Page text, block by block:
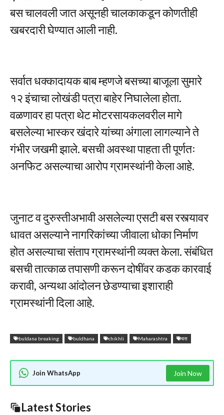
बस चालवली जात असूनही चालकाकडून कोणतीही
खबरदारी घेण्यात आली नाही.
सर्वात धक्कादायक बाब म्हणजे बसच्या बाजूला सुमारे
१२ इंचाचा लोखंडी पत्रा बाहेर निघालेला होता.
वळणावर हा पत्रा थेट मोटरसायकलवरील मागे
बसलेल्या भास्कर खंदारे यांच्या अंगाला लागल्याने ते
गंभीर जखमी झाले. बसची अवस्था पाहता ती पूर्णतः
अनफिट असल्याचा आरोप ग्रामस्थांनी केला आहे.
जुनाट व दुरुस्तीअभावी असलेल्या एसटी बस रस्त्यावर
धावत असल्याने नागरिकांच्या जीवाला धोका निर्माण
होत असल्याचा संताप ग्रामस्थांनी व्यक्त केला. संबंधित
बसची तात्काळ तपासणी करून दोषींवर कडक कारवाई
करावी, अन्यथा आंदोलन छेडण्याचा इशाराही
ग्रामस्थांनी दिला आहे.
buldana breaking buldhana chikhli Maharashtra बस
Join WhatsApp Join Now
Latest Stories